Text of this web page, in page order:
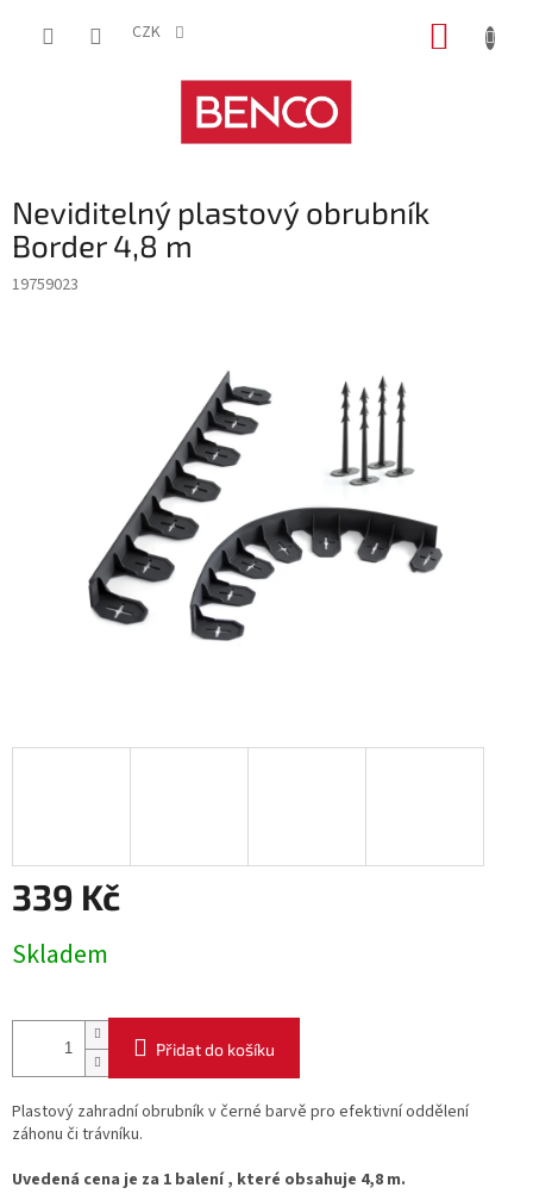
CZK
Neviditelný plastový obrubník
Border 4,8 m
19759023
339 Kč
cena:
Skladem
Přidat do košíku
Plastový zahradní obrubník v černé barvě pro efektivní oddělení
záhonu či trávníku.
Uvedená cena je za 1 balení , které obsahuje 4,8 m.